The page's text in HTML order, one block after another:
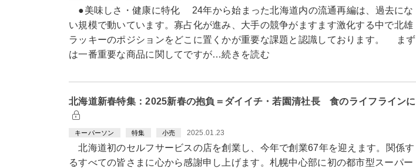
●美味しさ・健康に特化 24年から始まった北海道内の流通再編は、過去にな
い規模で動いています。寡占化が進み、大手の競争がますます激化する中で北雄
ラッキーのポジションをどこに置くかが重要な課題と認識しております。 まず
は一番重要な商品に関してですが…続きを読む
北海道新春特集：2025新春の抱負＝ダイイチ・若園清社長 食のライフラインに
キーパーソン 特集 小売 2025.01.23
北海道初のセルフサービスの店を創業し、今年で創業67年を迎えます。関係す
るすべての皆さまに心から感謝申し上げます。札幌中心部に初の都市型スーパー